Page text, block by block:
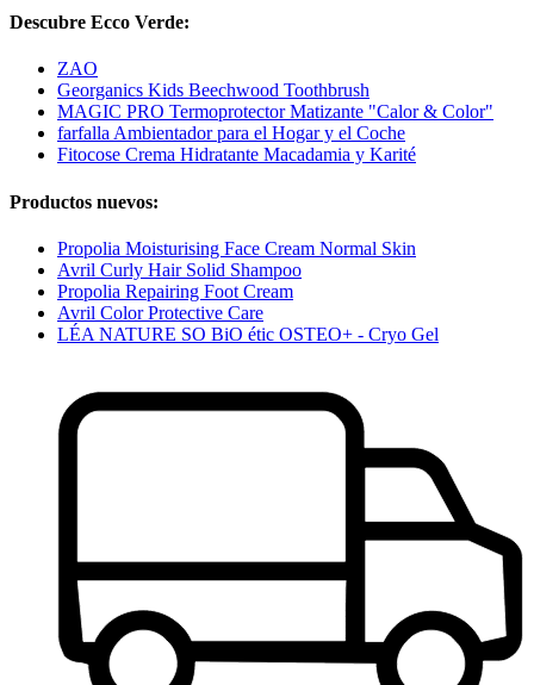
Descubre Ecco Verde:
ZAO
Georganics Kids Beechwood Toothbrush
MAGIC PRO Termoprotector Matizante "Calor & Color"
farfalla Ambientador para el Hogar y el Coche
Fitocose Crema Hidratante Macadamia y Karité
Productos nuevos:
Propolia Moisturising Face Cream Normal Skin
Avril Curly Hair Solid Shampoo
Propolia Repairing Foot Cream
Avril Color Protective Care
LÉA NATURE SO BiO étic OSTEO+ - Cryo Gel